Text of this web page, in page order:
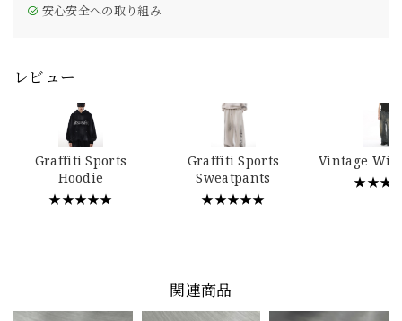
安心安全への取り組み
レビュー
Graffiti Sports
Hoodie
★★★★★
Graffiti Sports
Sweatpants
★★★★★
Vintage
関連商品